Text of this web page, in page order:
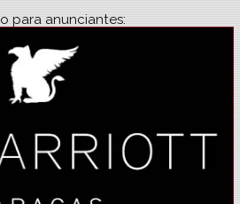
para anunciantes: